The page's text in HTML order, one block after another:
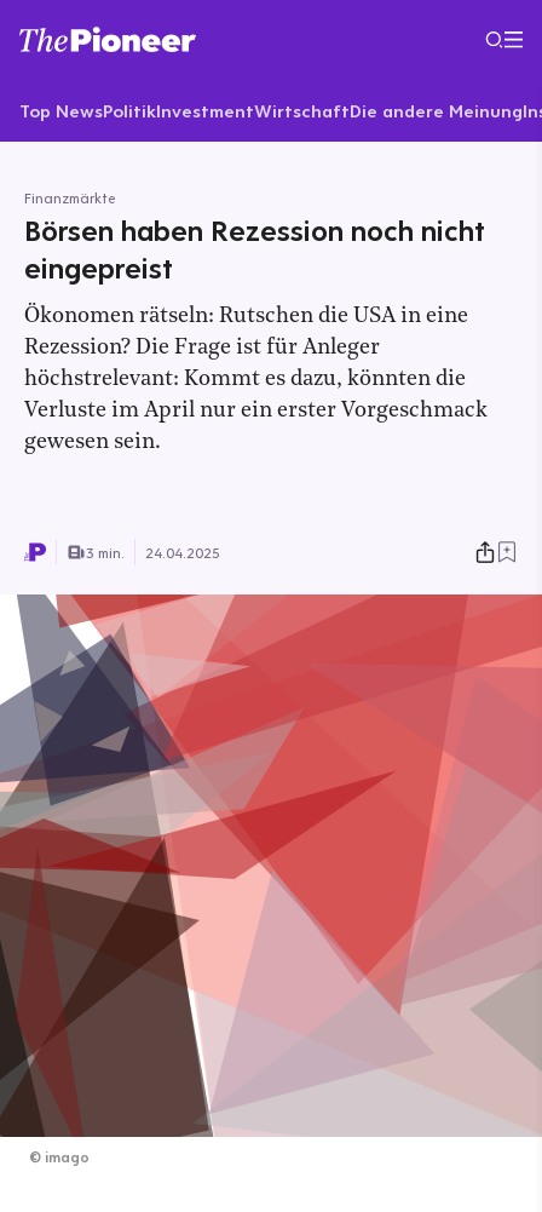
Top NewsPolitikInvestmentWirtschaftDie andere Meinung
Finanzmärkte
Börsen haben Rezession noch nicht
eingepreist
Ökonomen rätseln: Rutschen die USA in eine
Rezession? Die Frage ist für Anleger
höchstrelevant: Kommt es dazu, könnten die
Verluste im April nur ein erster Vorgeschmack
gewesen sein.
3 min. 24.04.2025
© imago